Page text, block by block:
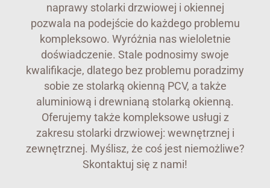
naprawy stolarki drzwiowej i okiennej
pozwala na podejście do każdego problemu
kompleksowo. Wyróżnia nas wieloletnie
doświadczenie. Stale podnosimy swoje
kwalifikacje, dlatego bez problemu poradzimy
sobie ze stolarką okienną PCV, a także
aluminiową i drewnianą stolarką okienną.
Oferujemy także kompleksowe usługi z
zakresu stolarki drzwiowej: wewnętrznej i
zewnętrznej. Myślisz, że coś jest niemożliwe?
Skontaktuj się z nami!